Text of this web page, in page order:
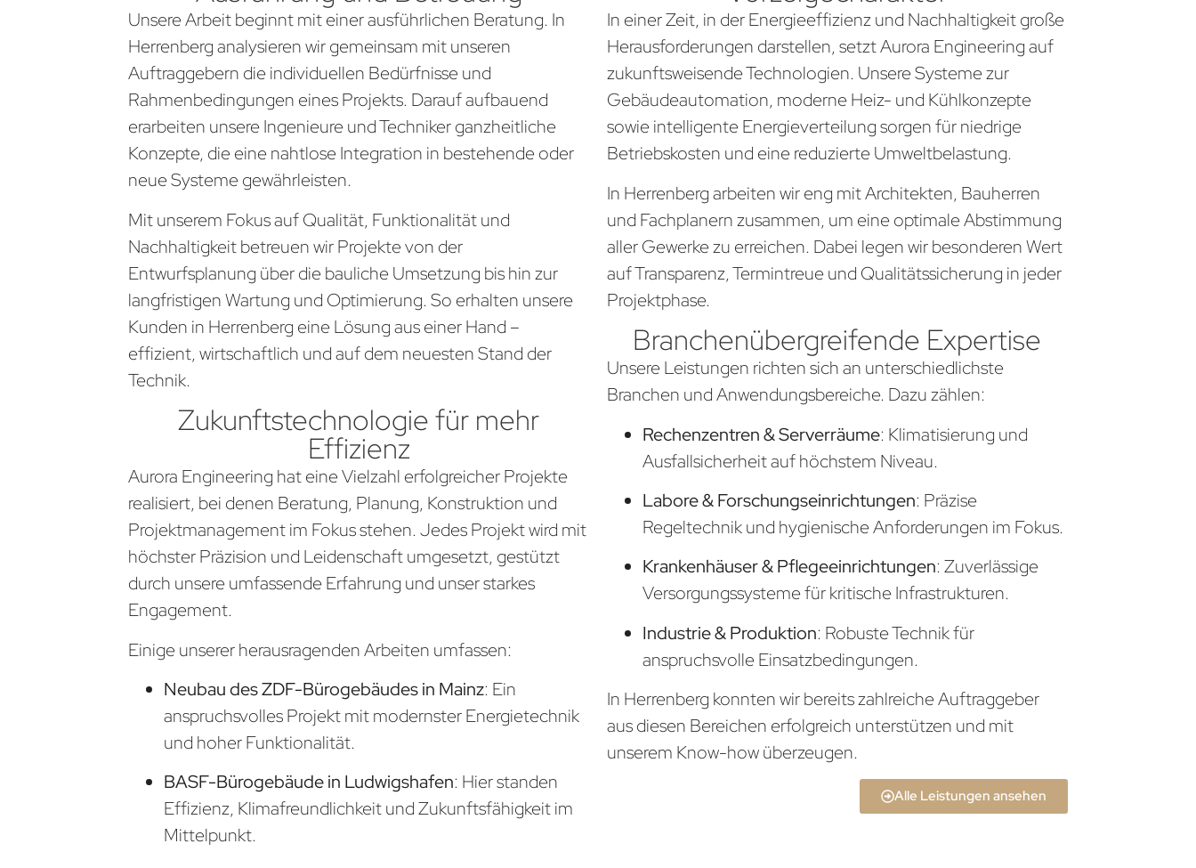
Unsere Arbeit beginnt mit einer ausführlichen Beratung. In
Herrenberg analysieren wir gemeinsam mit unseren
Auftraggebern die individuellen Bedürfnisse und
Rahmenbedingungen eines Projekts. Darauf aufbauend
erarbeiten unsere Ingenieure und Techniker ganzheitliche
Konzepte, die eine nahtlose Integration in bestehende oder
neue Systeme gewährleisten.
Mit unserem Fokus auf Qualität, Funktionalität und
Nachhaltigkeit betreuen wir Projekte von der
Entwurfsplanung über die bauliche Umsetzung bis hin zur
langfristigen Wartung und Optimierung. So erhalten unsere
Kunden in Herrenberg eine Lösung aus einer Hand –
effizient, wirtschaftlich und auf dem neuesten Stand der
Technik.
Zukunftstechnologie für mehr
Effizienz
Aurora Engineering hat eine Vielzahl erfolgreicher Projekte
realisiert, bei denen Beratung, Planung, Konstruktion und
Projektmanagement im Fokus stehen. Jedes Projekt wird mit
höchster Präzision und Leidenschaft umgesetzt, gestützt
durch unsere umfassende Erfahrung und unser starkes
Engagement.
Einige unserer herausragenden Arbeiten umfassen:
Neubau des ZDF-Bürogebäudes in Mainz: Ein
anspruchsvolles Projekt mit modernster Energietechnik
und hoher Funktionalität.
BASF-Bürogebäude in Ludwigshafen: Hier standen
Effizienz, Klimafreundlichkeit und Zukunftsfähigkeit im
Mittelpunkt.
In einer Zeit, in der Energieeffizienz und Nachhaltigkeit große
Herausforderungen darstellen, setzt Aurora Engineering auf
zukunftsweisende Technologien. Unsere Systeme zur
Gebäudeautomation, moderne Heiz- und Kühlkonzepte
sowie intelligente Energieverteilung sorgen für niedrige
Betriebskosten und eine reduzierte Umweltbelastung.
In Herrenberg arbeiten wir eng mit Architekten, Bauherren
und Fachplanern zusammen, um eine optimale Abstimmung
aller Gewerke zu erreichen. Dabei legen wir besonderen Wert
auf Transparenz, Termintreue und Qualitätssicherung in jeder
Projektphase.
Branchenübergreifende Expertise
Unsere Leistungen richten sich an unterschiedlichste
Branchen und Anwendungsbereiche. Dazu zählen:
Rechenzentren & Serverräume: Klimatisierung und
Ausfallsicherheit auf höchstem Niveau.
Labore & Forschungseinrichtungen: Präzise
Regeltechnik und hygienische Anforderungen im Fokus.
Krankenhäuser & Pflegeeinrichtungen: Zuverlässige
Versorgungssysteme für kritische Infrastrukturen.
Industrie & Produktion: Robuste Technik für
anspruchsvolle Einsatzbedingungen.
In Herrenberg konnten wir bereits zahlreiche Auftraggeber
aus diesen Bereichen erfolgreich unterstützen und mit
unserem Know-how überzeugen.
Alle Leistungen ansehen